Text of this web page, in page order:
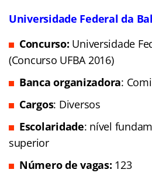
Universidade Federal da
Concurso: Universidade
(Concurso UFBA 2016)
Banca organizadora:
Cargos: Diversos
Escolaridade: nível
superior
Número de vagas: 123